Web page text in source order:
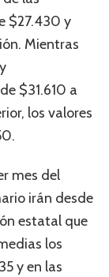
$27.430 y
Mientras
$31.610 a
los valores
mes del
irán desde
estatal que
los
y en las